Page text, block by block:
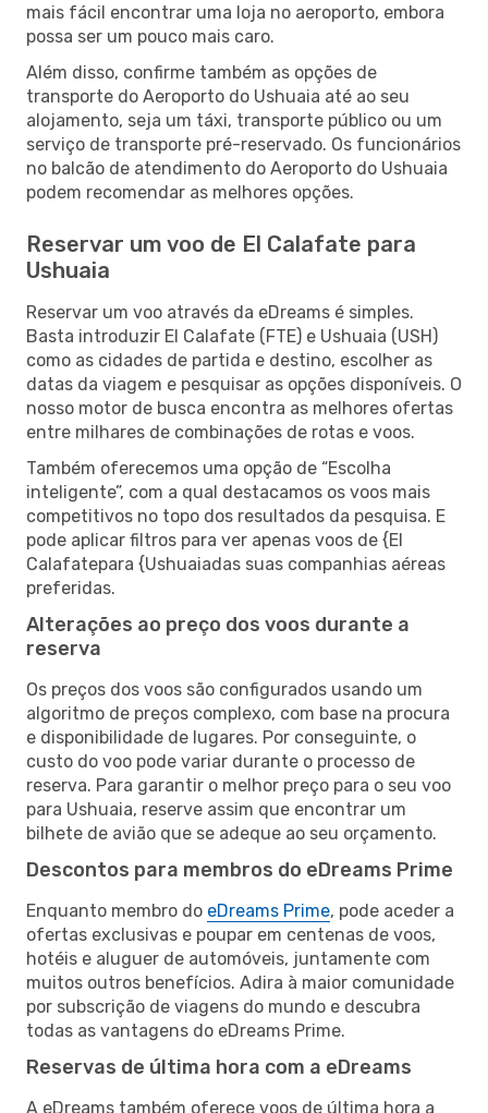
mais fácil encontrar uma loja no aeroporto, embora
possa ser um pouco mais caro.
Além disso, confirme também as opções de
transporte do Aeroporto do Ushuaia até ao seu
alojamento, seja um táxi, transporte público ou um
serviço de transporte pré-reservado. Os funcionários
no balcão de atendimento do Aeroporto do Ushuaia
podem recomendar as melhores opções.
Reservar um voo de El Calafate para
Ushuaia
Reservar um voo através da eDreams é simples.
Basta introduzir El Calafate (FTE) e Ushuaia (USH)
como as cidades de partida e destino, escolher as
datas da viagem e pesquisar as opções disponíveis. O
nosso motor de busca encontra as melhores ofertas
entre milhares de combinações de rotas e voos.
Também oferecemos uma opção de “Escolha
inteligente”, com a qual destacamos os voos mais
competitivos no topo dos resultados da pesquisa. E
pode aplicar filtros para ver apenas voos de {El
Calafatepara {Ushuaiadas suas companhias aéreas
preferidas.
Alterações ao preço dos voos durante a
reserva
Os preços dos voos são configurados usando um
algoritmo de preços complexo, com base na procura
e disponibilidade de lugares. Por conseguinte, o
custo do voo pode variar durante o processo de
reserva. Para garantir o melhor preço para o seu voo
para Ushuaia, reserve assim que encontrar um
bilhete de avião que se adeque ao seu orçamento.
Descontos para membros do eDreams Prime
Enquanto membro do eDreams Prime, pode aceder a
ofertas exclusivas e poupar em centenas de voos,
hotéis e aluguer de automóveis, juntamente com
muitos outros benefícios. Adira à maior comunidade
por subscrição de viagens do mundo e descubra
todas as vantagens do eDreams Prime.
Reservas de última hora com a eDreams
A eDreams também oferece voos de última hora a